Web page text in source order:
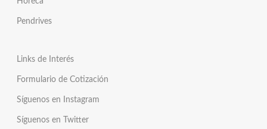
Pendrives
Links de Interés
Formulario de Cotización
Síguenos en Instagram
Síguenos en Twitter